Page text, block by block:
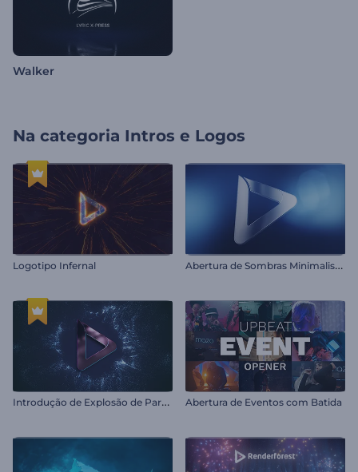
Walker
Na categoria Intros e Logos
Logotipo Infernal A
bertura de Sombras Minimalistas
I
ntrodução de Explosão de Partículas Radiantes Abertura de Eventos com Batida